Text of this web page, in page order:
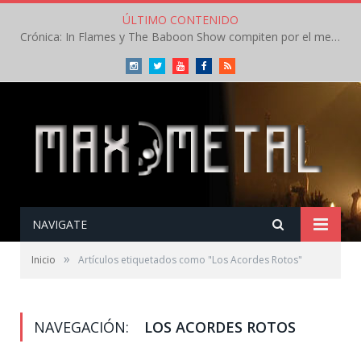
ÚLTIMO CONTENIDO
Crónica: In Flames y The Baboon Show compiten por el mejor concierto del día en el Leyendas del Rock – Viernes – Agosto 2026
InstagramTwitterYoutubeFacebookRSS
NAVIGATE
Inicio » Artículos etiquetados como "Los Acordes Rotos"
NAVEGACIÓN: LOS ACORDES ROTOS